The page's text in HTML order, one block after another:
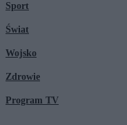
Sport
Świat
Wojsko
Zdrowie
Program TV